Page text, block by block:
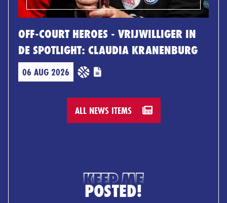
OFF-COURT HEROES - VRIJWILLIGER IN
DE SPOTLIGHT: CLAUDIA KRANENBURG
06 AUG 2026
ALL NEWS ITEMS
KEEP ME
POSTED!